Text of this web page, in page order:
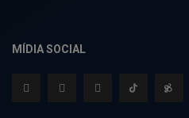
MÍDIA SOCIAL